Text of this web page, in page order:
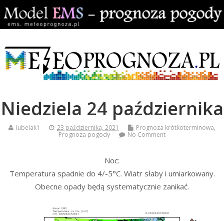
Niedziela 24 października
lubelak1 23 października, 2021 Prognoza krótkoterminowa,
Prognoza pogody
No Comment
Noc:
Temperatura spadnie do 4/-5°C. Wiatr słaby i umiarkowany.
Obecne opady będą systematycznie zanikać.